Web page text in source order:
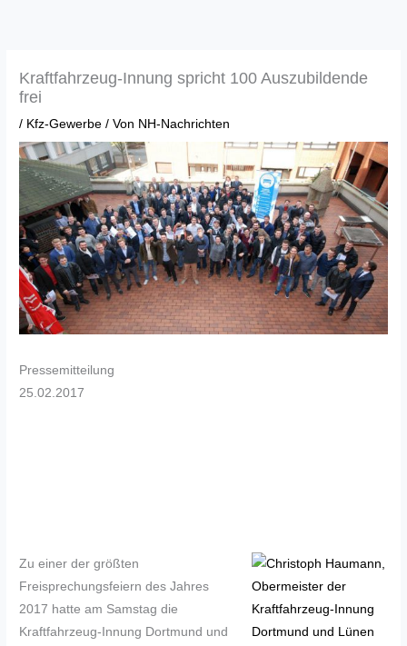
Kraftfahrzeug-Innung spricht 100 Auszubildende
frei
/ Kfz-Gewerbe / Von NH-Nachrichten
Pressemitteilung
25.02.2017
Zu einer der größten
Freisprechungsfeiern des Jahres
2017 hatte am Samstag die
Kraftfahrzeug-Innung Dortmund und